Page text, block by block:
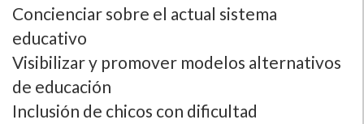
Concienciar sobre el actual sistema
educativo
Visibilizar y promover modelos alternativos
de educación
Inclusión de chicos con dificultad